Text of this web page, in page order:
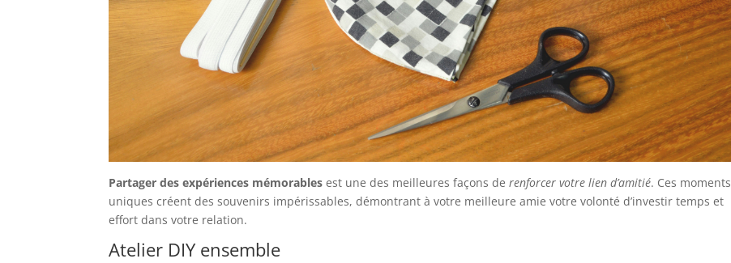
Partager des expériences mémorables est une des meilleures façons derenforcer votre lien d’amitié. Ces moments
uniques créent des souvenirs impérissables, démontrant à votre meilleure amie votre volonté d’investir temps et
effort dans votre relation.
Atelier DIY ensemble